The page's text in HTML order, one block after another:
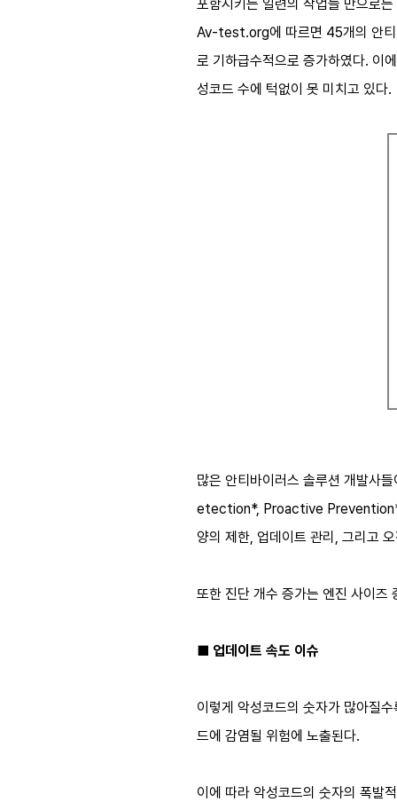
포함시키는 일련의 작업들 만으로
Av-test.org에 따르면 45개의 안
로 기하급수적으로 증가하였다.
성코드 수에 턱없이 못 미치고 있다.
많은 안티바이러스 솔루션 개발사
etection*, Proactive Prevention*,
양의 제한, 업데이트 관리, 그리고
또한 진단 개수 증가는 엔진 사이즈
■ 업데이트 속도 이슈
이렇게 악성코드의 숫자가 많아질
드에 감염될 위험에 노출된다.
이에 따라 악성코드의 숫자의 폭발